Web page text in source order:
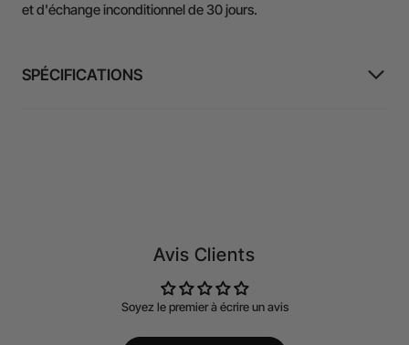
et d'échange inconditionnel de 30 jours.
SPÉCIFICATIONS
Avis Clients
Soyez le premier à écrire un avis